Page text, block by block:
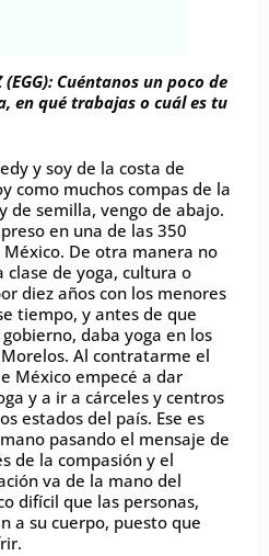
(EGG): Cuéntanos un poco de
en qué trabajas o cuál es tu
y soy de la costa de
como muchos compas de la
de semilla, vengo de abajo.
en una de las 350
De otra manera no
de yoga, cultura o
diez años con los menores
tiempo, y antes de que
daba yoga en los
Al contratarme el
México empecé a dar
y a ir a cárceles y centros
estados del país. Ese es
pasando el mensaje de
de la compasión y el
va de la mano del
difícil que las personas,
a su cuerpo, puesto que